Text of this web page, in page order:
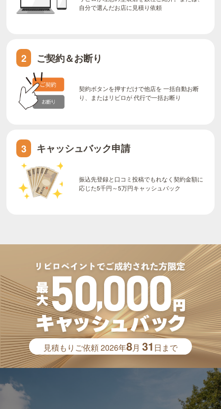
自分で選んだお店に見積り依頼
2 ご契約＆お断り
契約ボタンを押すだけで他店を 一括自動お断
り、またはリビロが 代行で一括お断り
3 キャッシュバック申請
振込先登録と口コミ投稿でもれなく契約金額に
応じた5千円～5万円キャッシュバック
見積もりご依頼2026年8月31 日まで